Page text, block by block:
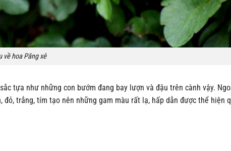
về hoa Păng xê
tựa như những con bướm đang bay lượn và đậu trên cành vậy.
trắng, tím tạo nên những gam màu rất lạ, hấp dẫn được thể hiện